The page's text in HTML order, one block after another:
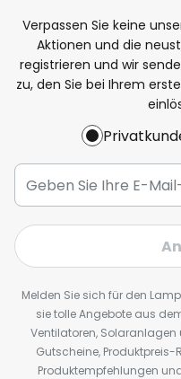
Verpassen Sie keine
Aktionen und die
registrieren und wir
zu, den Sie bei Ihrem
Melden Sie sich für den
sie tolle Angebote aus
Ventilatoren, Solaranlagen
Gutscheine, Produktpreis-
Produktempfehlungen